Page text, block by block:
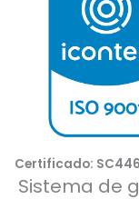
Certificado:
Sistema de